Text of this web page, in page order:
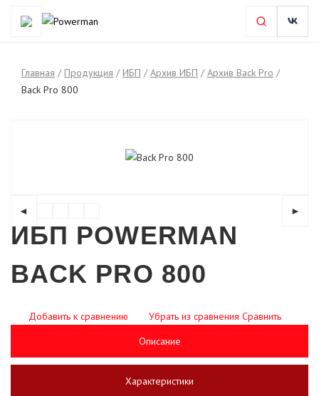
Главная / Продукция / ИБП / Архив ИБП / Архив Back Pro /
Back Pro 800
◄ ►
ИБП POWERMAN
BACK PRO 800
Добавить к сравнению Убрать из сравнения Сравнить
Описание
Характеристики